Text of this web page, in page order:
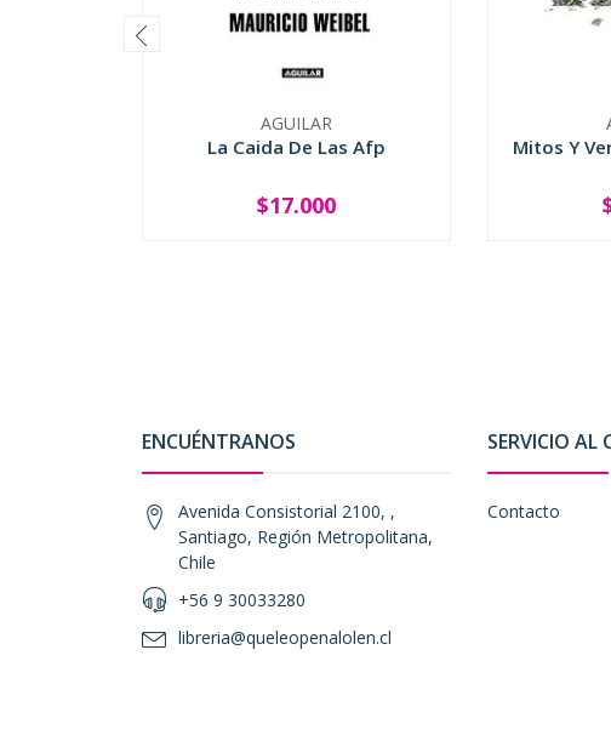
AGUILAR
La Caida De Las Afp
+
$17.000
Mitos Y
ENCUÉNTRANOS
Avenida Consistorial 2100, ,
Santiago, Región Metropolitana,
Chile
+56 9 30033280
libreria@queleopenalolen.cl
SERVICIO AL
Contacto